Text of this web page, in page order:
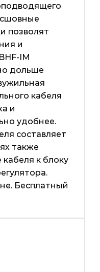
позволят
и
IM
дольше
кабеля
и
удобнее.
составляет
также
к блоку
Бесплатный